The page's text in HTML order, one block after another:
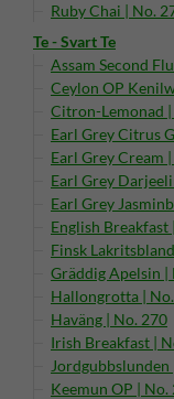
Ruby Chai | No.
Te - Svart Te
Assam Second
Ceylon OP
Citron-Lemonad
Earl Grey Citrus
Earl Grey Cream
Earl Grey
Earl Grey
English Breakfast
Finsk
Gräddig Apelsin |
Hallongrotta |
Haväng | No. 270
Irish Breakfast |
Jordgubbslunden
Keemun OP | No.